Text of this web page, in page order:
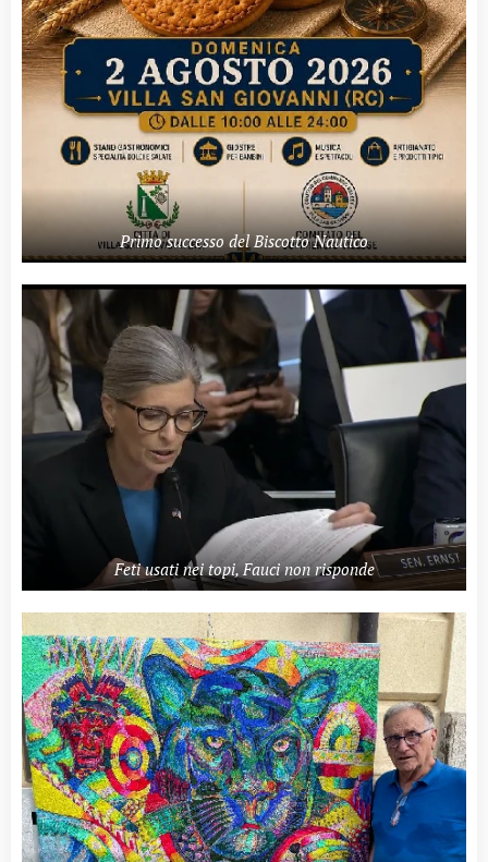
Primo successo del Biscotto Nautico
Feti usati nei topi, Fauci non risponde